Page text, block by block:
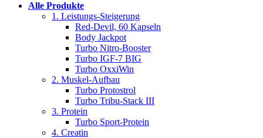
Alle Produkte
1. Leistungs-Steigerung
Red-Devil, 60 Kapseln
Body Jackpot
Turbo Nitro-Booster
Turbo IGF-7 BIG
Turbo OxxiWin
2. Muskel-Aufbau
Turbo Protostrol
Turbo Tribu-Stack III
3. Protein
Turbo Sport-Protein
4. Creatin